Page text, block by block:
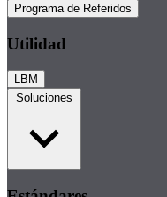
Programa de Referidos
Utilidad
LBM
Soluciones